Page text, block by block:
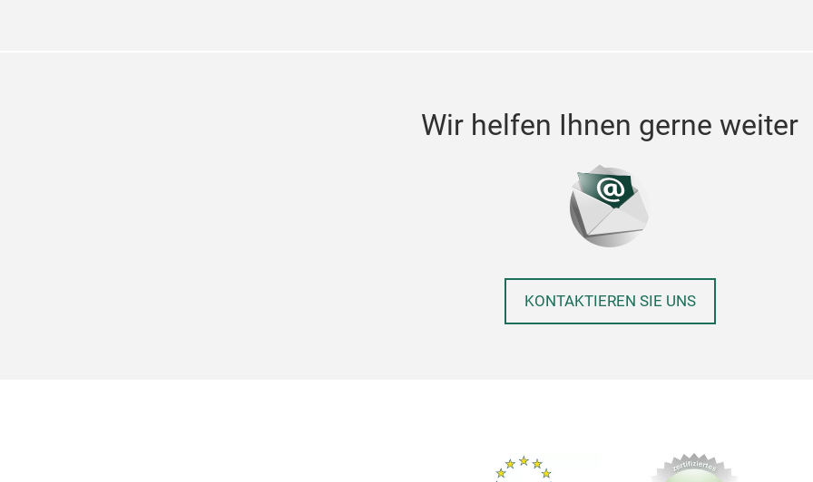
Wir helfen Ihnen gerne weiter
KONTAKTIEREN SIE UNS